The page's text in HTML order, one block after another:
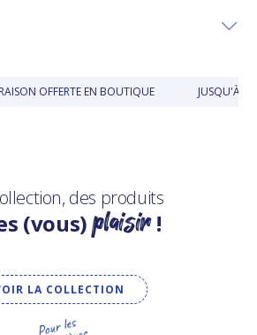
OFFERTE EN BOUTIQUE JUSQU'À
des produits
(vous)plaisir!
LA COLLECTION